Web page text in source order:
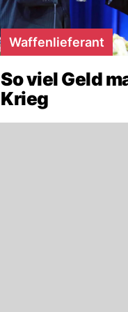
Waffenlieferant
So viel Geld
Krieg